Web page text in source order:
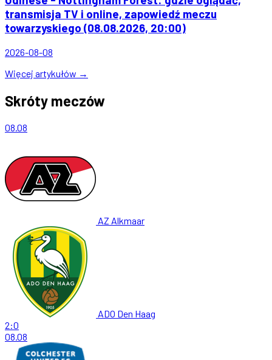
transmisja TV i online, zapowiedź meczu
towarzyskiego (08.08.2026, 20:00)
2026-08-08
Więcej artykułów →
Skróty meczów
08.08
AZ Alkmaar
ADO Den Haag
2:0
08.08